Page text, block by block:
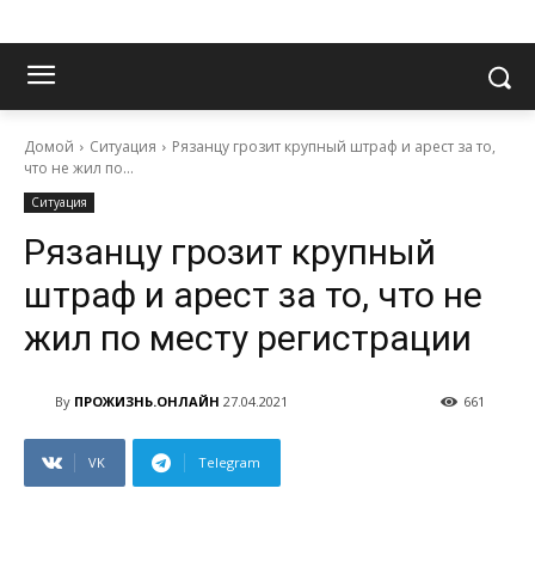
Домой Ситуация
Рязанцу грозит крупный штраф и арест за то,
что не жил по...
Ситуация
Рязанцу грозит крупный
штраф и арест за то, что не
жил по месту регистрации
By ПРОЖИЗНЬ.ОНЛАЙН 27.04.2021 661
VK Telegram